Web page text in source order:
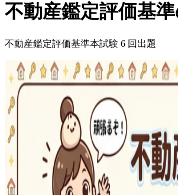
不動産鑑定評価基
不動産鑑定評価基準本試験 6 回出題